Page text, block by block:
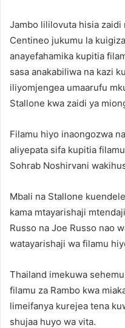
Jambo lililovuta hisia zaidi
Centineo jukumu la
anayefahamika kupitia
sasa anakabiliwa na kazi
iliyomjengea umaarufu
Stallone kwa zaidi ya
Filamu hiyo inaongozwa
aliyepata sifa kupitia
Sohrab Noshirvani
Mbali na Stallone
kama mtayarishaji
Russo na Joe Russo nao
watayarishaji wa filamu
Thailand imekuwa
filamu za Rambo kwa
limeifanya kurejea tena
shujaa huyo wa vita.